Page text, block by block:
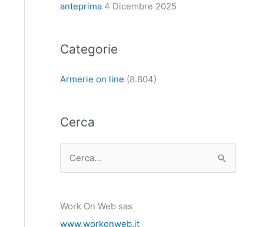
anteprima 4 Dicembre 2025
Categorie
Armerie on line (8.804)
Cerca
Work On Web sas
www.workonweb.it